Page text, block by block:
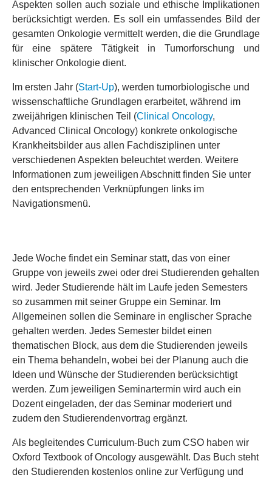
Aspekten sollen auch soziale und ethische Implikationen
berücksichtigt werden. Es soll ein umfassendes Bild der
gesamten Onkologie vermittelt werden, die die Grundlage
für eine spätere Tätigkeit in Tumorforschung und
klinischer Onkologie dient.
Im ersten Jahr (Start-Up), werden tumorbiologische und
wissenschaftliche Grundlagen erarbeitet, während im
zweijährigen klinischen Teil (Clinical Oncology,
Advanced Clinical Oncology) konkrete onkologische
Krankheitsbilder aus allen Fachdisziplinen unter
verschiedenen Aspekten beleuchtet werden. Weitere
Informationen zum jeweiligen Abschnitt finden Sie unter
den entsprechenden Verknüpfungen links im
Navigationsmenü.
Jede Woche findet ein Seminar statt, das von einer
Gruppe von jeweils zwei oder drei Studierenden gehalten
wird. Jeder Studierende hält im Laufe jeden Semesters
so zusammen mit seiner Gruppe ein Seminar. Im
Allgemeinen sollen die Seminare in englischer Sprache
gehalten werden. Jedes Semester bildet einen
thematischen Block, aus dem die Studierenden jeweils
ein Thema behandeln, wobei bei der Planung auch die
Ideen und Wünsche der Studierenden berücksichtigt
werden. Zum jeweiligen Seminartermin wird auch ein
Dozent eingeladen, der das Seminar moderiert und
zudem den Studierendenvortrag ergänzt.
Als begleitendes Curriculum-Buch zum CSO haben wir
Oxford Textbook of Oncology ausgewählt. Das Buch steht
den Studierenden kostenlos online zur Verfügung und